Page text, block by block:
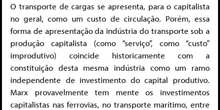
O transporte de cargas se apresenta, para o capitalista
no geral, como um custo de circulação. Porém, essa
forma de apresentação da indústria do transporte sob a
produção capitalista (como “serviço”, como “custo”
improdutivo) coincide historicamente com a
constituição desta mesma indústria como um ramo
independente de investimento do capital produtivo.
Marx provavelmente tem mente os investimentos
capitalistas nas ferrovias, no transporte marítimo, entre